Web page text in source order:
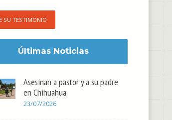
SU TESTIMONIO
Últimas Noticias
Asesinan a pastor y a su padre
en Chihuahua
23/07/2026